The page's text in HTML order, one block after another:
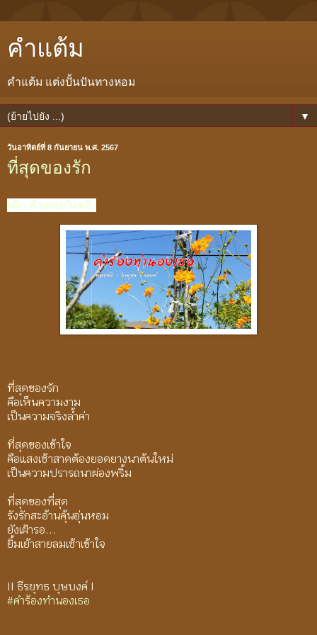
คำแต้ม
คำแต้ม แต่งปั้นปันทางหอม
▼
วันอาทิตย์ที่ 8 กันยายน พ.ศ. 2567
ที่สุดของรัก
คลิก ฟังเพลงกันครับ
ที่สุดของรัก
คือเห็นความงาม
เป็นความจริงล้ำค่า
ที่สุดของเข้าใจ
คือแสงเช้าสาดต้องยอดยางนาต้นใหม่
เป็นความปรารถนาผ่องพริ้ม
ที่สุดของที่สุด
รังรักสะอ้านคุ้นอุ่นหอม
ยังเฝ้ารอ...
ยิ้มเย้าสายลมเช้าเข้าใจ
II ธีรยุทธ บุษบงค์ I
#คำร้องทำนองเธอ